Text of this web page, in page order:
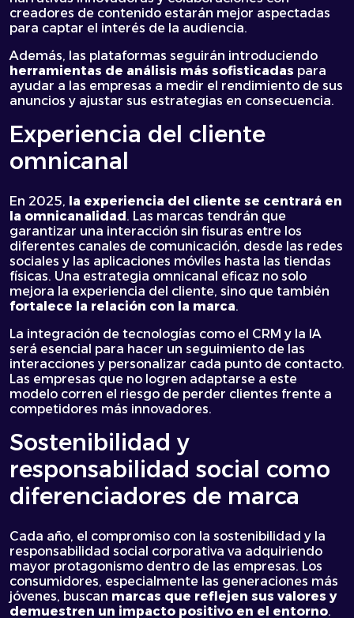
creadores de contenido estarán mejor aspectadas
para captar el interés de la audiencia.
Además, las plataformas seguirán introduciendo
herramientas de análisis más sofisticadas para
ayudar a las empresas a medir el rendimiento de sus
anuncios y ajustar sus estrategias en consecuencia.
Experiencia del cliente
omnicanal
En 2025, la experiencia del cliente se centrará en
la omnicanalidad. Las marcas tendrán que
garantizar una interacción sin fisuras entre los
diferentes canales de comunicación, desde las redes
sociales y las aplicaciones móviles hasta las tiendas
físicas. Una estrategia omnicanal eficaz no solo
mejora la experiencia del cliente, sino que también
fortalece la relación con la marca.
La integración de tecnologías como el CRM y la IA
será esencial para hacer un seguimiento de las
interacciones y personalizar cada punto de contacto.
Las empresas que no logren adaptarse a este
modelo corren el riesgo de perder clientes frente a
competidores más innovadores.
Sostenibilidad y
responsabilidad social como
diferenciadores de marca
Cada año, el compromiso con la sostenibilidad y la
responsabilidad social corporativa va adquiriendo
mayor protagonismo dentro de las empresas. Los
consumidores, especialmente las generaciones más
jóvenes, buscan marcas que reflejen sus valores y
demuestren un impacto positivo en el entorno.